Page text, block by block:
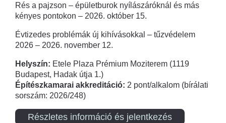
Rés a pajzson – épületburok nyílászáróknál és más
kényes pontokon – 2026. október 15.
Évtizedes problémák új kihívásokkal – tűzvédelem
2026 – 2026. november 12.
Helyszín: Etele Plaza Prémium Moziterem (1119
Budapest, Hadak útja 1.)
Építészkamarai akkreditáció: 2 pont/alkalom (bírálati
sorszám: 2026/248)
Részletes információ és jelentkezés